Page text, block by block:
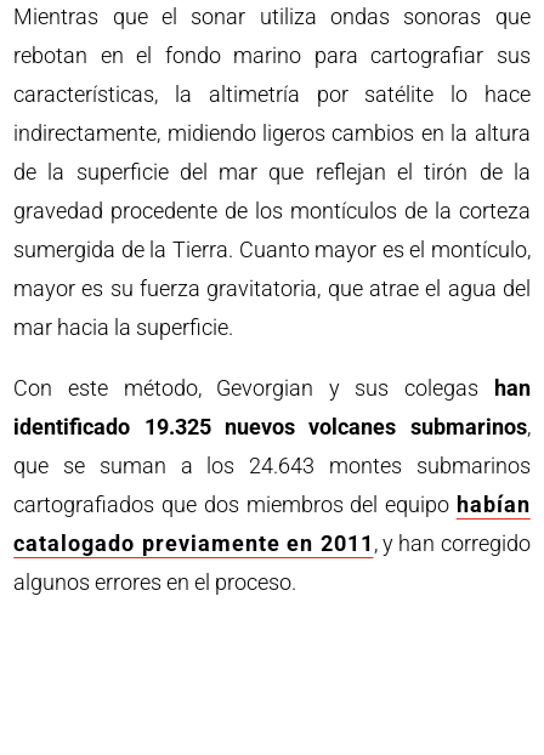
Mientras que el sonar utiliza ondas sonoras que
rebotan en el fondo marino para cartografiar sus
características, la altimetría por satélite lo hace
indirectamente, midiendo ligeros cambios en la altura
de la superficie del mar que reflejan el tirón de la
gravedad procedente de los montículos de la corteza
sumergida de la Tierra. Cuanto mayor es el montículo,
mayor es su fuerza gravitatoria, que atrae el agua del
mar hacia la superficie.
Con este método, Gevorgian y sus colegas
han
identificado 19.325 nuevos volcanes submarinos,
que se suman a los 24.643 montes submarinos
cartografiados que dos miembros del equipo habían
catalogado previamente en 2011 , y han corregido
algunos errores en el proceso.